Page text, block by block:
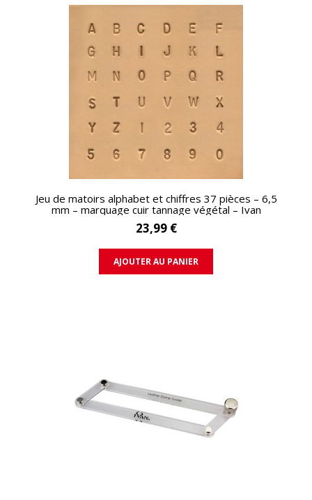
APERÇU RAPIDE
Jeu de matoirs alphabet et chiffres 37 pièces – 6,5
mm – marquage cuir tannage végétal – Ivan
23,99 €
AJOUTER AU PANIER